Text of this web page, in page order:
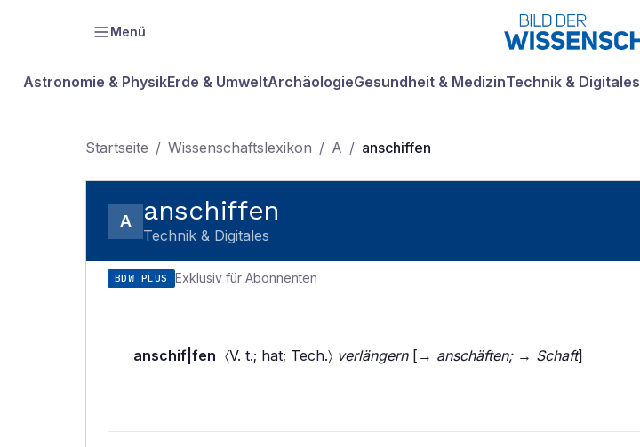
Menü
Astronomie & PhysikErde & UmweltArchäologieGesundheit & MedizinTechnik & Digitales
Startseite / Wissenschaftslexikon / A / anschiffen
A anschiffen
Technik & Digitales
BDW PLUS Exklusiv für Abonnenten
anschif|fen 〈V. t.; hat; Tech.〉 verlängern[→ anschäften;→ Schaft]